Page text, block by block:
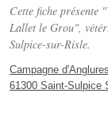
Cette fiche présente
Lallet le Grou",
Sulpice-sur-Risle.
Campagne d'Anglures
61300 Saint-Sulpice